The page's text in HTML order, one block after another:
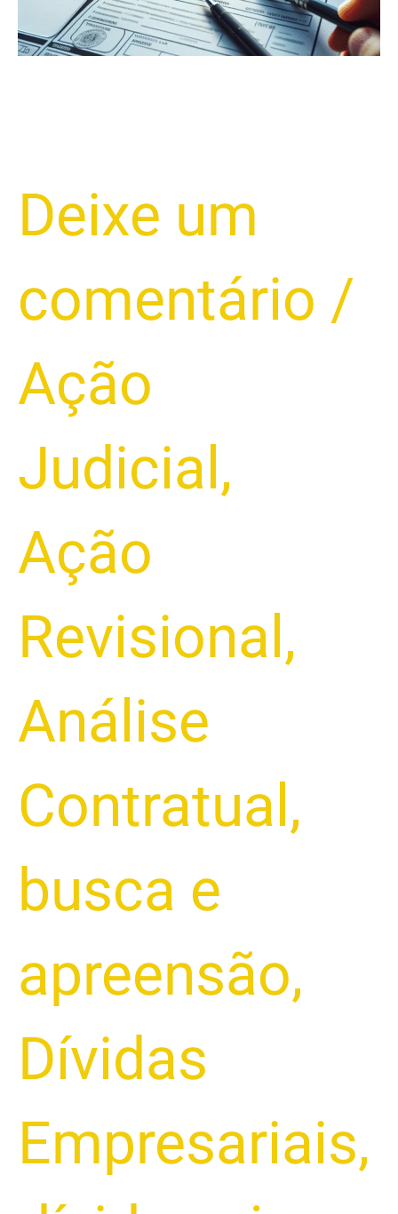
Deixe um
comentário /
Ação
Judicial ,
Ação
Revisional ,
Análise
Contratual ,
busca e
apreensão,
Dívidas
Empresariais,